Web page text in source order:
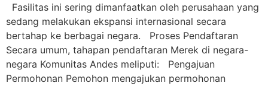
Fasilitas ini sering dimanfaatkan oleh perusahaan yang
sedang melakukan ekspansi internasional secara
bertahap ke berbagai negara. Proses Pendaftaran
Secara umum, tahapan pendaftaran Merek di negara-
negara Komunitas Andes meliputi: Pengajuan
Permohonan Pemohon mengajukan permohonan